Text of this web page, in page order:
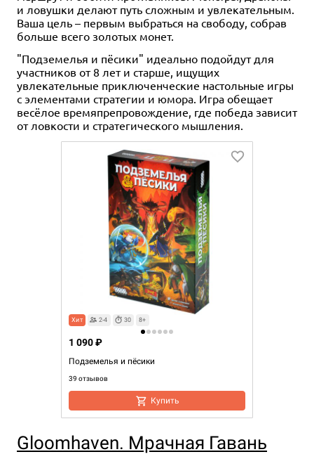
и ловушки делают путь сложным и увлекательным.
Ваша цель – первым выбраться на свободу, собрав
больше всего золотых монет.
"Подземелья и пёсики" идеально подойдут для
участников от 8 лет и старше, ищущих
увлекательные приключенческие настольные игры
с элементами стратегии и юмора. Игра обещает
весёлое времяпрепровождение, где победа зависит
от ловкости и стратегического мышления.
Хит 2-4 30 8+
Подземелья и пёсики
39 отзывов
1 090 ₽
Купить
Gloomhaven. Мрачная Гавань